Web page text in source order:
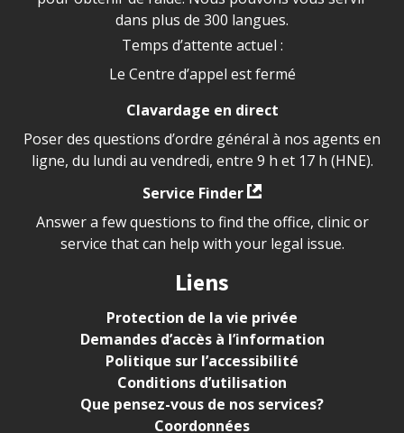
dans plus de 300 langues.
Temps d’attente actuel :
Le Centre d’appel est fermé
Clavardage en direct
Poser des questions d’ordre général à nos agents en
ligne, du lundi au vendredi, entre 9 h et 17 h (HNE).
Service Finder
Answer a few questions to find the office, clinic or
service that can help with your legal issue.
Liens
Protection de la vie privée
Demandes d’accès à l’information
Politique sur l’accessibilité
Conditions d’utilisation
Que pensez-vous de nos services?
Coordonnées